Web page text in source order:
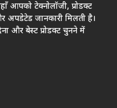
आपको टेक्नोलॉजी, प्रोडक्ट
अपडेटेड जानकारी मिलती है।
और बेस्ट प्रोडक्ट चुनने में